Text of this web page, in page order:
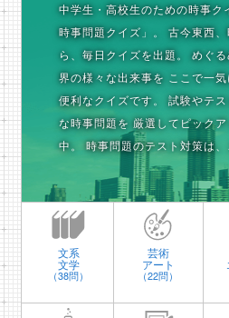
中学生・高校生のための時事ク
時事問題クイズ」。
古今東西
ら、毎日クイズを出題。
めぐ
界の様々な出来事を ここで一
便利なクイズです。
試験やテ
な時事問題を 厳選してピック
中。
時事問題のテスト対策は、
文系
文学
（38問）
芸術
アート
（22問）